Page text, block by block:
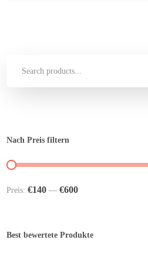
der
gewählt
Nach Preis filtern
Preis:€140 —€600
Best bewertete Produkte